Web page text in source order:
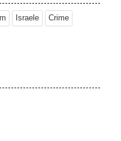
Israele Crime